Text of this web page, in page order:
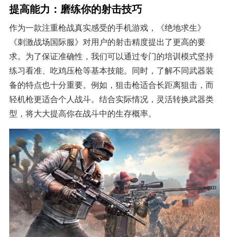
提高能力：磨练你的射击技巧
作为一款注重枪战真实感受的手机游戏，《绝地求生》
《刺激战场国际服》对用户的射击精度提出了更高的要
求。为了保证准确性，我们可以通过专门的培训模式坚持
练习看准、吃鸡压枪等基本技能。同时，了解不同武器装
备的特点也十分重要。例如，狙击枪适合长距离狙击，而
轻机枪更适合个人战斗。结合实际情况，灵活转换武器类
型，将大大提高你在战斗中的生存概率。